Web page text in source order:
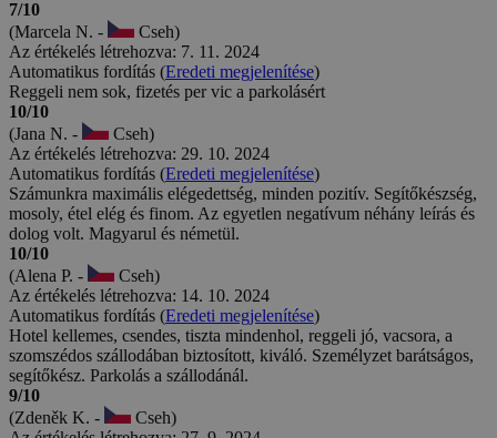
Az értékelés létrehozva: 8. 5. 2026
Automatikus fordítás (Eredeti megjelenítése
ELÉGEDETT VOLTUNK
10/10
(Mónika M. -
Magyarország)
Az értékelés létrehozva: 11. 4. 2026
Maximálisan elégedett vagyok a szállással: tiszta, rendezett
környezet, kényelmes, jól felszerelt szobák, udvarias és segítőkész
személyzet. Minden igényünket igyekeztek maximálisan és gyorsan
teljesíteni. A reggeli finom, változatos, minden igényt kielégítő volt.
Biztos visszamegyünk még máskor is, mert rövid volt az idő, hogy
minden szolgáltatást igénybe tudjunk venni.
10/10
(Zsuzsanna Irén S. -
Magyarország)
Az értékelés létrehozva: 8. 4. 2026
Teljesen elégedett voltam!
10/10
(Éva H. -
Magyarország)
Az értékelés létrehozva: 15. 2. 2026
Minden a leírtak alapján történt illetve megfelelt. Szuper hely!
8/10